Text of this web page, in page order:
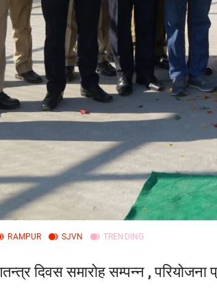
RAMPUR SJVN TRENDING
दिवस समारोह सम्पन्न ,